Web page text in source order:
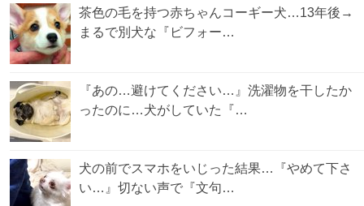
茶色の毛を持つ赤ちゃんコーギー犬…13年後→
まるで別犬な『ビフォー…
『あの…避けてください…』洗濯物を干したか
ったのに…犬がしていた『…
犬の前でスマホをいじった結果…『やめて下さ
い…』切ない声で『文句…